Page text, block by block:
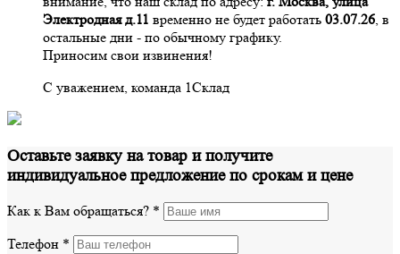
Электродная д.11 временно не будет работать 03.07.26, в
остальные дни - по обычному графику.
Приносим свои извинения!
С уважением, команда 1Склад
Оставьте заявку на товар и получите
индивидуальное предложение по срокам и цене
Как к Вам обращаться? *
Телефон *